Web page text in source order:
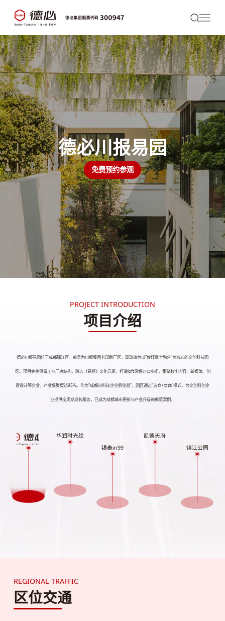
德必川报易园
免费预约参观
PROJECT INTRODUCTION
项目介绍
德必川报易园位于成都锦江区，前身为川报集团老印刷厂区，现改造为以"传媒数字融合"为核心的文创科技园
区。项目完美保留工业厂房结构，融入《易经》文化元素，打造loft风格办公空间，集聚数字内容、新媒体、创
意设计等企业，产业集聚度达95%。作为"成都市科技企业孵化器"，园区通过"选商+育商"模式，为文创科创企
业提供全周期成长服务，已成为成都城市更新与产业升级的典范案例。
华润时光绘
银泰in99
凯德天府
锦江公园
REGIONAL TRAFFIC
区位交通